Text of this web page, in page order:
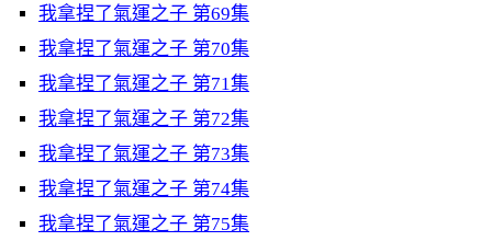
我拿捏了氣運之子 第69集
我拿捏了氣運之子 第70集
我拿捏了氣運之子 第71集
我拿捏了氣運之子 第72集
我拿捏了氣運之子 第73集
我拿捏了氣運之子 第74集
我拿捏了氣運之子 第75集